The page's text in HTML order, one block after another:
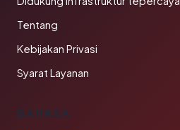
Tentang
Kebijakan Privasi
Syarat Layanan
BAHASA